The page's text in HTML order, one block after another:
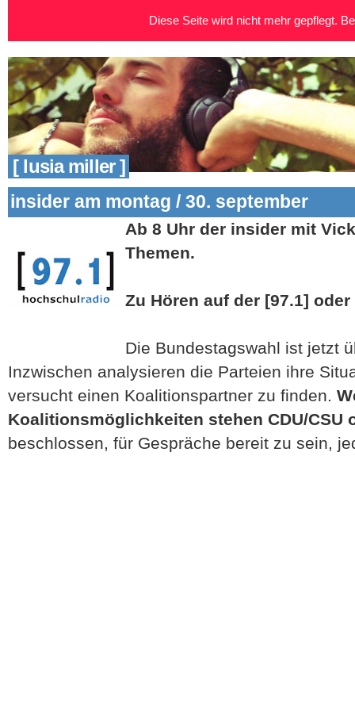
[ lusia miller ]
insider am montag / 30. september
Ab 8 Uhr der insider mit
Themen.
Zu Hören auf der [97.1]
Die Bundestagswahl ist jetzt
Inzwischen analysieren die Parteien ihre
versucht einen Koalitionspartner zu finden.
Koalitionsmöglichkeiten stehen CDU/CSU
beschlossen, für Gespräche bereit zu sein,
Diese Seite wird nicht mehr gepflegt.